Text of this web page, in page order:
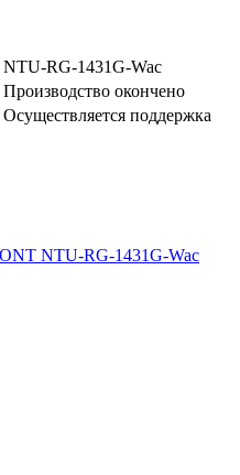
NTU-RG-1431G-Wac
Производство окончено
Осуществляется поддержка